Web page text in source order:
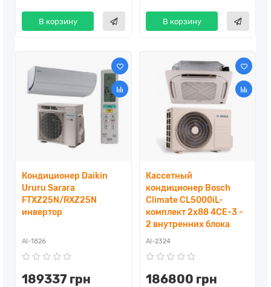
В корзину В корзину
Кондиционер Daikin
Ururu Sarara
FTXZ25N/RXZ25N
инвертор
AI-1826
189337 грн
Кассетный
кондиционер Bosch
Climate CL5000iL-
комплект 2x88 4CE-3 -
2 внутренних блока
AI-2324
186800 грн